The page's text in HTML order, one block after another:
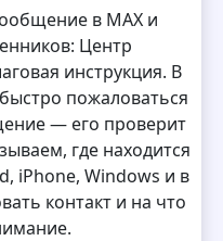
в MAX и
Центр
инструкция. В
пожаловаться
— его проверит
где находится
iPhone, Windows и в
контакт и на что